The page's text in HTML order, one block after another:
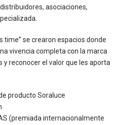
asociaciones,
time” se crearon espacios donde
vivencia completa con la marca
y reconocer el valor que les aporta
producto Soraluce
(premiada internacionalmente